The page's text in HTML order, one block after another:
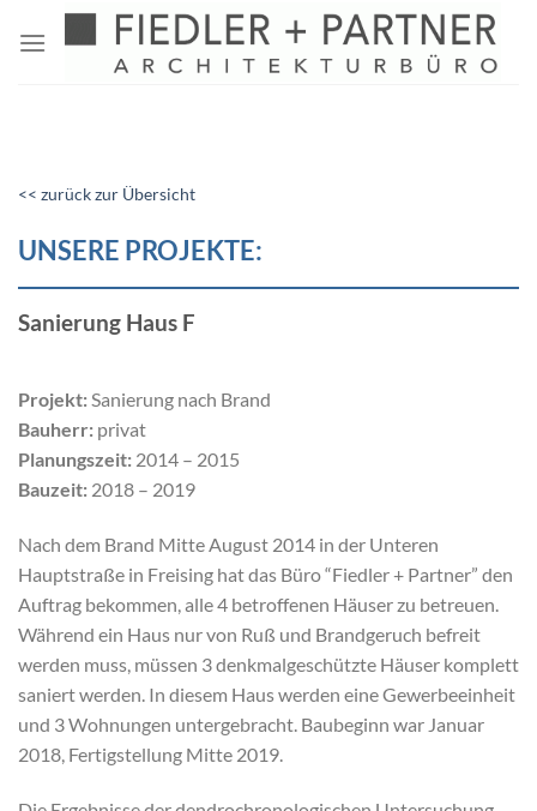
Inhalt
<< zurück zur Übersicht
UNSERE PROJEKTE:
Sanierung Haus F
Projekt:Sanierung nach Brand
Bauherr: privat
Planungszeit: 2014 – 2015
Bauzeit: 2018 – 2019
Nach dem Brand Mitte August 2014 in der Unteren
Hauptstraße in Freising hat das Büro “Fiedler + Partner” den
Auftrag bekommen, alle 4 betroffenen Häuser zu betreuen.
Während ein Haus nur von Ruß und Brandgeruch befreit
werden muss, müssen 3 denkmalgeschützte Häuser komplett
saniert werden. In diesem Haus werden eine Gewerbeeinheit
und 3 Wohnungen untergebracht. Baubeginn war Januar
2018, Fertigstellung Mitte 2019.